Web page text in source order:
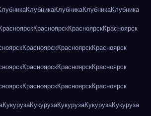
КлубникаКлубникаКлубникаКлубника
КрасноярскКрасноярскКрасноярск
КрасноярскКрасноярскКрасноярск
КрасноярскКрасноярскКрасноярск
КрасноярскКрасноярскКрасноярск
КукурузаКукурузаКукурузаКукурузаКукуруза